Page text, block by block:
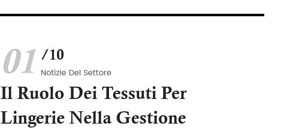
01 /10
Notizie Del Settore
Il Ruolo Dei Tessuti Per
Lingerie Nella Gestione